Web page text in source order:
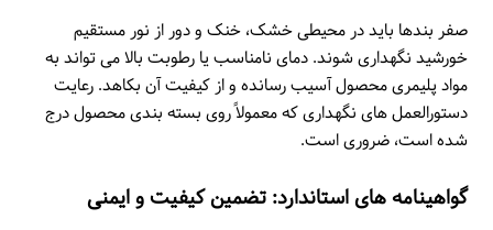
صفر بندها باید در محیطی خشک، خنک و دور از نور مستقیم
خورشید نگهداری شوند. دمای نامناسب یا رطوبت بالا می تواند به
مواد پلیمری محصول آسیب رسانده و از کیفیت آن بکاهد. رعایت
دستورالعمل های نگهداری که معمولاً روی بسته بندی محصول درج
شده است، ضروری است.
گواهینامه های استاندارد: تضمین کیفیت و ایمنی